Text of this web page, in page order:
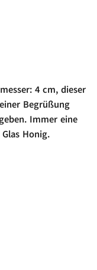
4 cm, dieser
Begrüßung
Immer eine
Honig.